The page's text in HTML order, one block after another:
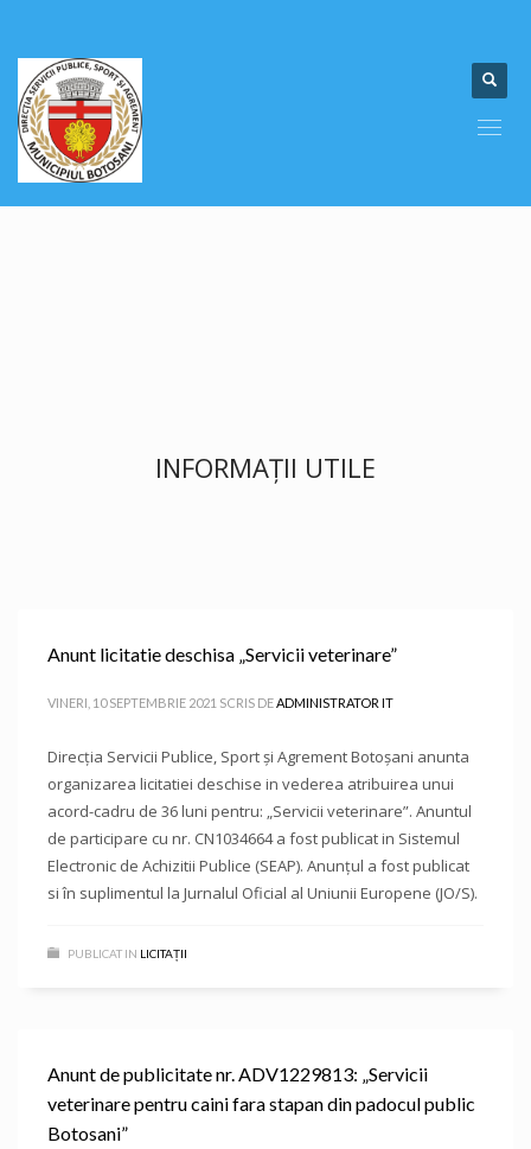
INFORMAȚII UTILE
Anunt licitatie deschisa „Servicii veterinare”
VINERI, 10 SEPTEMBRIE 2021 SCRIS DEADMINISTRATOR IT
Direcţia Servicii Publice, Sport şi Agrement Botoşani anunta
organizarea licitatiei deschise in vederea atribuirea unui
acord-cadru de 36 luni pentru: „Servicii veterinare”. Anuntul
de participare cu nr. CN1034664 a fost publicat in Sistemul
Electronic de Achizitii Publice (SEAP). Anunțul a fost publicat
si în suplimentul la Jurnalul Oficial al Uniunii Europene (JO/S).
PUBLICAT IN LICITAȚII
Anunt de publicitate nr. ADV1229813: „Servicii
veterinare pentru caini fara stapan din padocul public
Botosani”